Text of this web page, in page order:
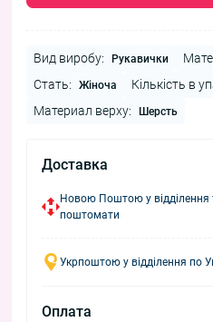
Вид виробу: Рукавички
Стать: Жіноча Кількість в
Материал верху: Шерсть
Доставка
Новою Поштою у відділення
поштомати
Укрпоштою у відділення по
Оплата